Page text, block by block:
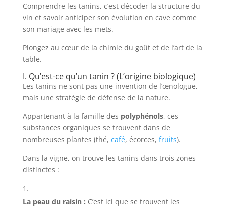
Comprendre les tanins, c’est décoder la structure du
vin et savoir anticiper son évolution en cave comme
son mariage avec les mets.
Plongez au cœur de la chimie du goût et de l’art de la
table.
I. Qu’est-ce qu’un tanin ? (L’origine biologique)
Les tanins ne sont pas une invention de l’œnologue,
mais une stratégie de défense de la nature.
Appartenant à la famille des polyphénols, ces
substances organiques se trouvent dans de
nombreuses plantes (thé, café, écorces, fruits).
Dans la vigne, on trouve les tanins dans trois zones
distinctes :
La peau du raisin : C’est ici que se trouvent les